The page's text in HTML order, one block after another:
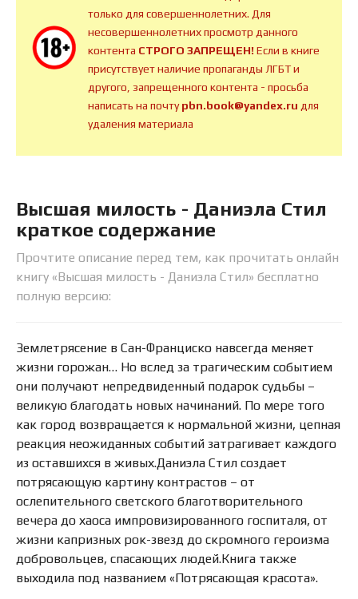
только для совершеннолетних. Для
несовершеннолетних просмотр данного
контента СТРОГО ЗАПРЕЩЕН!Если в книге
присутствует наличие пропаганды ЛГБТ и
другого, запрещенного контента - просьба
написать на почтуpbn.book@yandex.ru для
удаления материала
Высшая милость - Даниэла Стил
краткое содержание
Прочтите описание перед тем, как прочитать онлайн
книгу «Высшая милость - Даниэла Стил» бесплатно
полную версию:
Землетрясение в Сан-Франциско навсегда меняет
жизни горожан… Но вслед за трагическим событием
они получают непредвиденный подарок судьбы –
великую благодать новых начинаний. По мере того
как город возвращается к нормальной жизни, цепная
реакция неожиданных событий затрагивает каждого
из оставшихся в живых.Даниэла Стил создает
потрясающую картину контрастов – от
ослепительного светского благотворительного
вечера до хаоса импровизированного госпиталя, от
жизни капризных рок-звезд до скромного героизма
добровольцев, спасающих людей.Книга также
выходила под названием «Потрясающая красота».